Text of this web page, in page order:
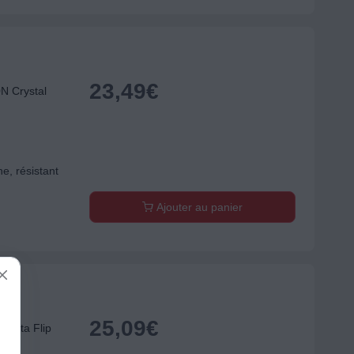
Crystal
résistant
23,49€
Ajouter au panier
Flip
25,09€